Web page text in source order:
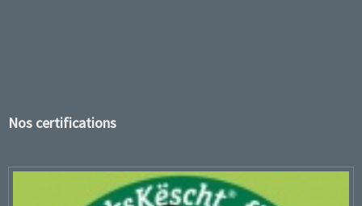
Nos certifications